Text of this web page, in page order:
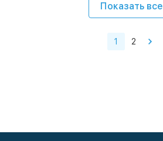
Показать все
1 2